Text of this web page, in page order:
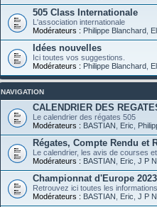
505 Class Internationale
L'association internationale
Modérateurs : Philippe Blanchard
Idées nouvelles
Ici toutes vos suggestions.
Modérateurs : Philippe Blanchard
NAVIGATION
CALENDRIER DES
Le calendrier des régates 505
Modérateurs : BASTIAN Eric
Régates, Compte Rendu et
Le calendrier, les avis de courses
Modérateurs : BASTIAN Eric J P
Championnat d'Europe 2023
Retrouvez ici toutes les
Modérateurs : BASTIAN Eric J P